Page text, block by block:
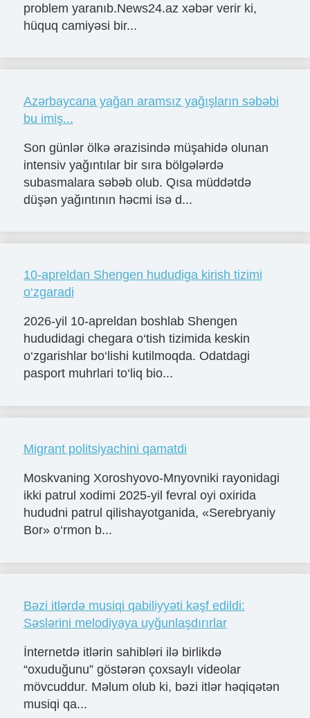
problem yaranıb.News24.az xəbər verir ki,
hüquq camiyəsi bir...
Azərbaycana yağan aramsız yağışların səbəbi
bu imiş...
Son günlər ölkə ərazisində müşahidə olunan
intensiv yağıntılar bir sıra bölgələrdə
subasmalara səbəb olub. Qısa müddətdə
düşən yağıntının həcmi isə d...
10-apreldan Shengen hududiga kirish tizimi
o‘zgaradi
2026-yil 10-apreldan boshlab Shengen
hududidagi chegara o‘tish tizimida keskin
o‘zgarishlar bo‘lishi kutilmoqda. Odatdagi
pasport muhrlari to‘liq bio...
Migrant politsiyachini qamatdi
Moskvaning Xoroshyovo-Mnyovniki rayonidagi
ikki patrul xodimi 2025-yil fevral oyi oxirida
hududni patrul qilishayotganida, «Serebryaniy
Bor» o‘rmon b...
Bəzi itlərdə musiqi qabiliyyəti kəşf edildi:
Səslərini melodiyaya uyğunlaşdırırlar
İnternetdə itlərin sahibləri ilə birlikdə
“oxuduğunu” göstərən çoxsaylı videolar
mövcuddur. Məlum olub ki, bəzi itlər həqiqətən
musiqi qa...